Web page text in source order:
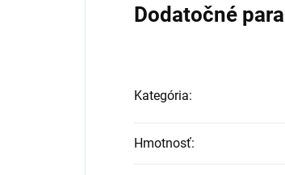
Dodatočné
Kategória:
Hmotnosť: